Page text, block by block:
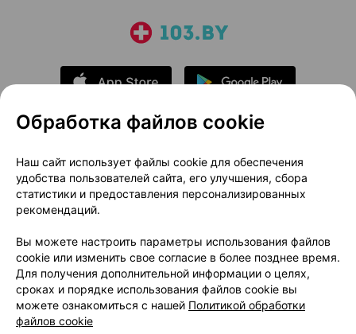
О проекте
Новости проекта
Размещение рекламы
Медицинский маркетинг
Публичный договор
Доставка
Способы оплаты
Вакансии
Партнеры
Написать руководителю 103.by
Написать в поддержку
Персональные настройки Cookie
Обработка файлов cookie
Наш сайт использует файлы cookie для обеспечения
удобства пользователей сайта, его улучшения, сбора
статистики и предоставления персонализированных
рекомендаций.
Вы можете настроить параметры использования файлов
cookie или изменить свое согласие в более позднее время.
Для получения дополнительной информации о целях,
сроках и порядке использования файлов cookie вы
можете ознакомиться с нашей Политикой обработки
файлов cookie